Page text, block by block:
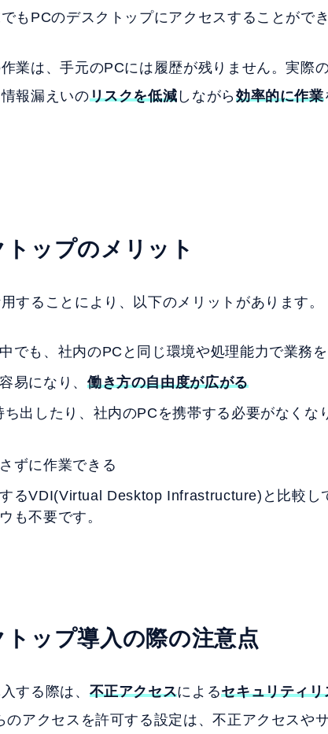
もPCのデスクトップにアクセスすることができ
業は、手元のPCには履歴が残りません。実際
報漏えいのリスクを低減 しながら効率的に作業
ップのメリット
することにより、以下のメリットがあります。
でも、社内のPCと同じ環境や処理能力で業務
易になり、 働き方の自由度が広がる
出したり、社内のPCを携帯する必要がなくな
ずに作業できる
るVDI(Virtual Desktop Infrastructure)と比較し
も不要です。
トップ導入の際の注意点
する際は、 不正アクセスによるセキュリティリ
のアクセスを許可する設定は、不正アクセスや